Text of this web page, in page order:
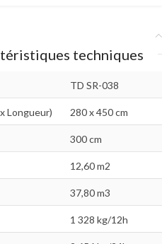
techniques
TD SR-038
Longueur) 280 x 450 cm
300 cm
12,60 m2
37,80 m3
1 328 kg/12h